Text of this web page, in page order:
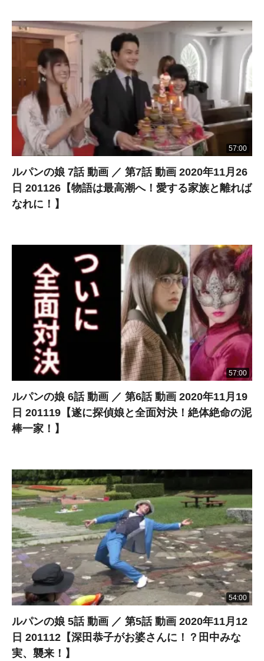
57:00
ルパンの娘 7話 動画 ／ 第7話 動画 2020年11月26
日 201126【物語は最高潮へ！愛する家族と離れば
なれに！】
57:00
ルパンの娘 6話 動画 ／ 第6話 動画 2020年11月19
日 201119【遂に探偵娘と全面対決！絶体絶命の泥
棒一家！】
54:00
ルパンの娘 5話 動画 ／ 第5話 動画 2020年11月12
日 201112【深田恭子がお婆さんに！？田中みな
実、襲来！】